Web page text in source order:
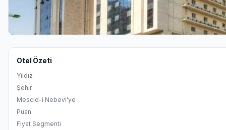
Otel Özeti
Yıldız
Şehir
Mescid-i Nebevi'ye
Puan
Fiyat Segmenti